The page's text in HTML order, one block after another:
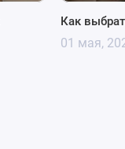
Как
01 мая,